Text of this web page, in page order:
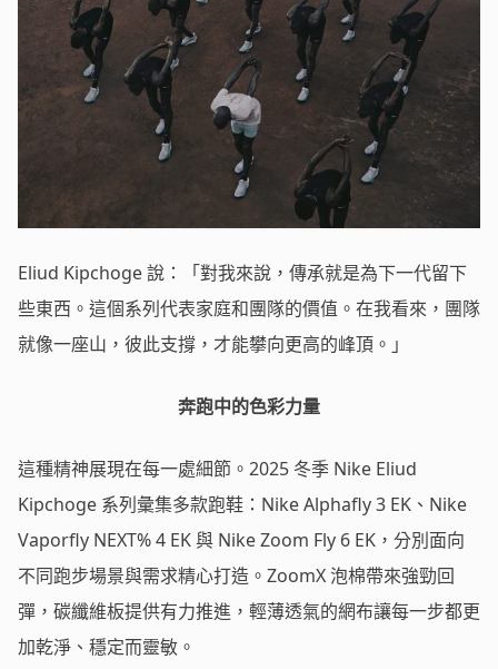
Eliud Kipchoge 說：「對我來說，傳承就是為下一代留下
些東西。這個系列代表家庭和團隊的價值。在我看來，團隊
就像一座山，彼此支撐，才能攀向更高的峰頂。」
奔跑中的色彩力量
這種精神展現在每一處細節。2025 冬季 Nike Eliud
Kipchoge 系列彙集多款跑鞋：Nike Alphafly 3 EK、Nike
Vaporfly NEXT% 4 EK 與 Nike Zoom Fly 6 EK，分別面向
不同跑步場景與需求精心打造。ZoomX 泡棉帶來強勁回
彈，碳纖維板提供有力推進，輕薄透氣的網布讓每一步都更
加乾淨、穩定而靈敏。